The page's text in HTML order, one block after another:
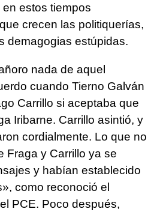
estos tiempos
crecen las politiquerías,
demagogias estúpidas.
nada de aquel
cuando Tierno Galván
Carrillo si aceptaba que
Iribarne. Carrillo asintió, y
cordialmente. Lo que no
Fraga y Carrillo ya se
y habían establecido
como reconoció el
PCE. Poco después,